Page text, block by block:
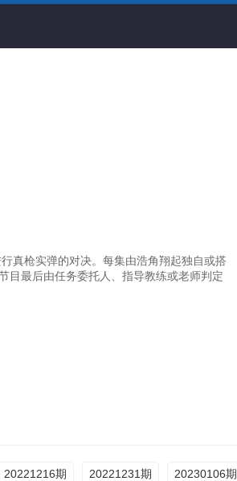
真枪实弹的对决。每集由浩角翔起独自或搭
目最后由任务委托人、指导教练或老师判定
20221216期 20221231期 20230106期